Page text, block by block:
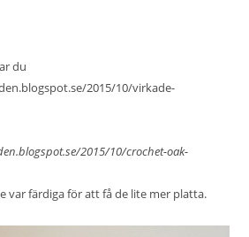
du
2015/10/virkade-
2015/10/crochet-oak-
var färdiga för att få de lite mer platta.